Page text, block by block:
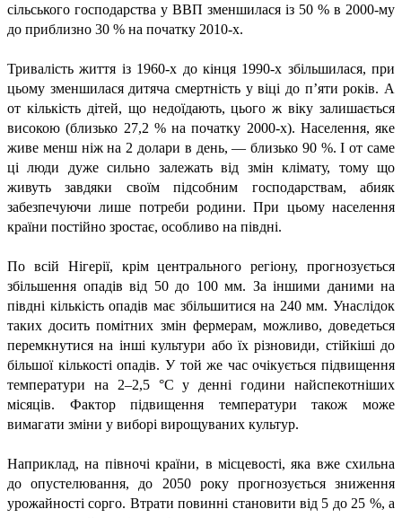
сільського господарства у ВВП зменшилася із 50 % в 2000-му
до приблизно 30 % на початку 2010-х.
Тривалість життя із 1960-х до кінця 1990-х збільшилася, при
цьому зменшилася дитяча смертність у віці до п’яти років. А
от кількість дітей, що недоїдають, цього ж віку залишається
високою (близько 27,2 % на початку 2000-х). Населення, яке
живе менш ніж на 2 долари в день, — близько 90 %. І от саме
ці люди дуже сильно залежать від змін клімату, тому що
живуть завдяки своїм підсобним господарствам, абияк
забезпечуючи лише потреби родини. При цьому населення
країни постійно зростає, особливо на півдні.
По всій Нігерії, крім центрального регіону, прогнозується
збільшення опадів від 50 до 100 мм. За іншими даними на
півдні кількість опадів має збільшитися на 240 мм. Унаслідок
таких досить помітних змін фермерам, можливо, доведеться
перемкнутися на інші культури або їх різновиди, стійкіші до
більшої кількості опадів. У той же час очікується підвищення
температури на 2–2,5 °C у денні години найспекотніших
місяців. Фактор підвищення температури також може
вимагати зміни у виборі вирощуваних культур.
Наприклад, на півночі країни, в місцевості, яка вже схильна
до опустелювання, до 2050 року прогнозується зниження
урожайності сорго. Втрати повинні становити від 5 до 25 %, а